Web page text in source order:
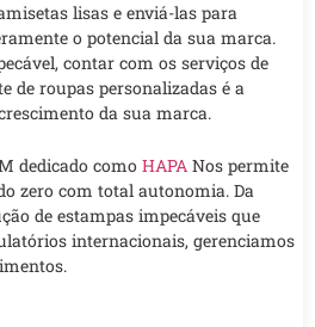
lisas e enviá-las para
o potencial da sua marca.
contar com os serviços de
de roupas personalizadas é a
da sua marca.
dedicado como HAPA Nos permite
zero com total autonomia. Da
de estampas impecáveis que
internacionais, gerenciamos